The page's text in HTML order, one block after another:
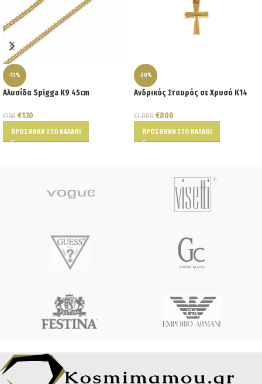
-13%
Αλυσίδα Spigga K9 45cm
€150 €130
ΠΡΟΣΘΉΚΗ ΣΤΟ ΚΑΛΆΘΙ
-20%
Ανδρικός Σταυρός σε Χρυσό Κ14
€1.000 €800
ΠΡΟΣΘΉΚΗ ΣΤΟ ΚΑΛΆΘΙ